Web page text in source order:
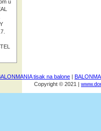
u
tisak na balone |
Copyright © 2021 |